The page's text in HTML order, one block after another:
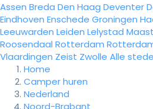
Assen Breda Den Haag Deventer
Eindhoven Enschede Groningen
Leeuwarden Leiden Lelystad
Roosendaal Rotterdam
Vlaardingen Zeist Zwolle Alle
Home
Camper huren
Nederland
Noord-Brabant